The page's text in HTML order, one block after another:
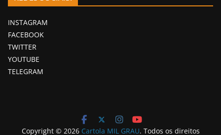
INSTAGRAM
FACEBOOK
TWITTER
YOUTUBE
TELEGRAM
Copyright © 2026 Cartola MIL GRAU. Todos os direitos